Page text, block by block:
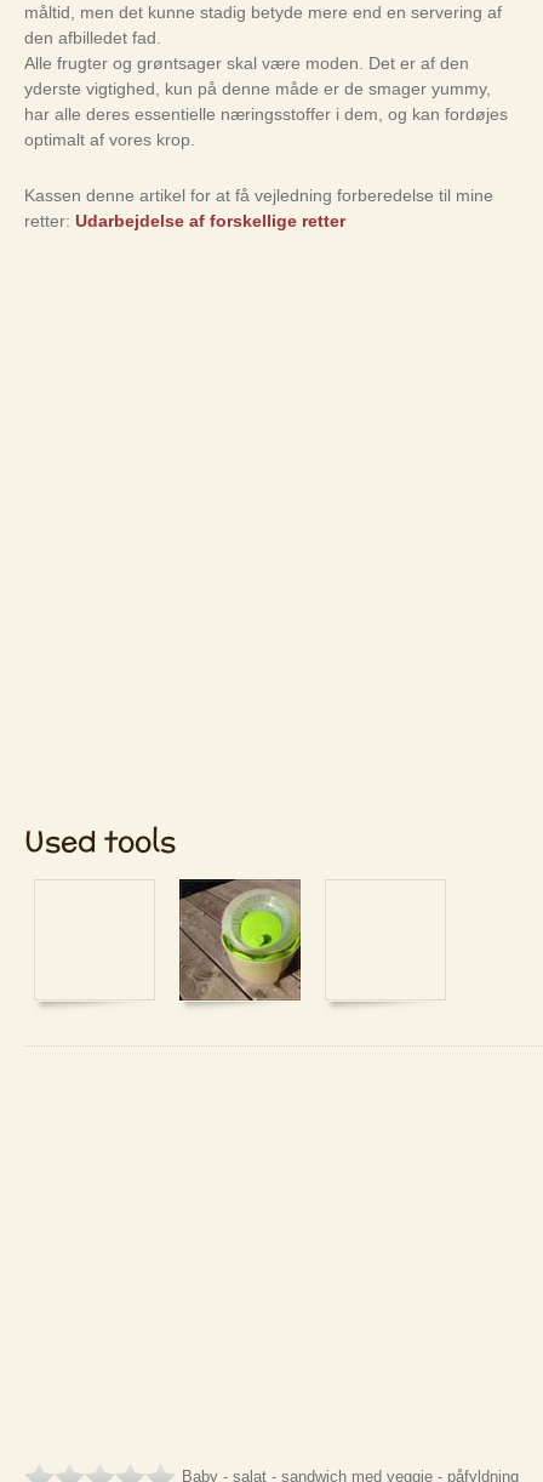
måltid, men det kunne stadig betyde mere end en servering af
den afbilledet fad.
Alle frugter og grøntsager skal være moden. Det er af den
yderste vigtighed, kun på denne måde er de smager yummy,
har alle deres essentielle næringsstoffer i dem, og kan fordøjes
optimalt af vores krop.
Kassen denne artikel for at få vejledning forberedelse til mine
retter: Udarbejdelse af forskellige retter
Used tools
Baby - salat - sandwich med veggie - påfyldning